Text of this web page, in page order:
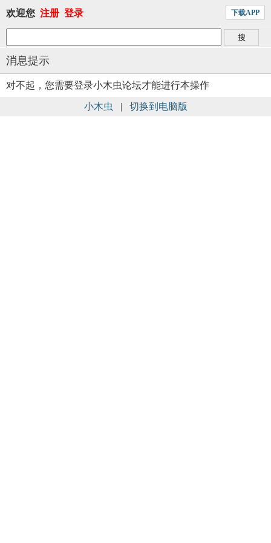
欢迎您 注册 登录 下载APP
消息提示
对不起，您需要登录小木虫论坛才能进行本操作
小木虫 | 切换到电脑版